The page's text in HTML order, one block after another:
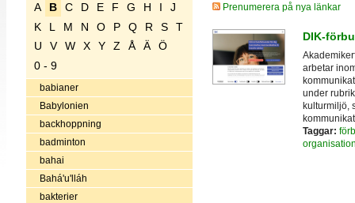
A B C D E F G H I
J
K
L M N O P Q R S
T
U
V W X Y Z Å Ä
Ö
0 - 9
babianer
Babylonien
backhoppning
badminton
bahai
Bahá'u'lláh
bakterier
Prenumerera på nya länkar
DIK-
arbetar
under
kulturmiljö,
Taggar: